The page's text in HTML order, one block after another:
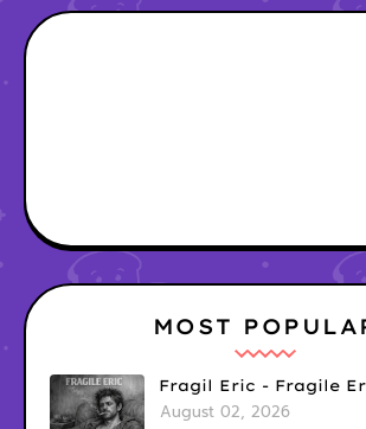
MOST
Fragil Eric - Fragile
August 02, 2026